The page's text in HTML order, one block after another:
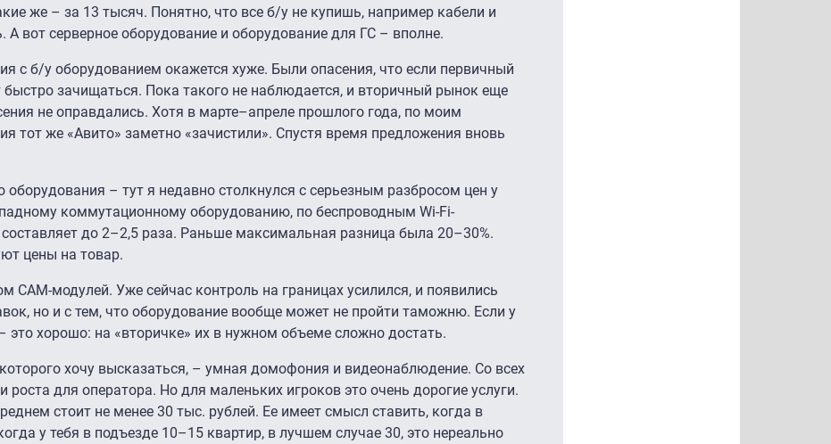
же – за 13 тысяч. Понятно, что все б/у не купишь, например кабели и
А вот серверное оборудование и оборудование для ГС – вполне.
с б/у оборудованием окажется хуже. Были опасения, что если первичный
зачищаться. Пока такого не наблюдается, и вторичный рынок еще
не оправдались. Хотя в марте–апреле прошлого года, по моим
тот же «Авито» заметно «зачистили». Спустя время предложения вновь
оборудования – тут я недавно столкнулся с серьезным разбросом цен у
коммутационному оборудованию, по беспроводным Wi-Fi-
до 2–2,5 раза. Раньше максимальная разница была 20–30%.
цены на товар.
CAM-модулей. Уже сейчас контроль на границах усилился, и появились
но и с тем, что оборудование вообще может не пройти таможню. Если у
это хорошо: на «вторичке» их в нужном объеме сложно достать.
хочу высказаться, – умная домофония и видеонаблюдение. Со всех
роста для оператора. Но для маленьких игроков это очень дорогие услуги.
стоит не менее 30 тыс. рублей. Ее имеет смысл ставить, когда в
у тебя в подъезде 10–15 квартир, в лучшем случае 30, это нереально